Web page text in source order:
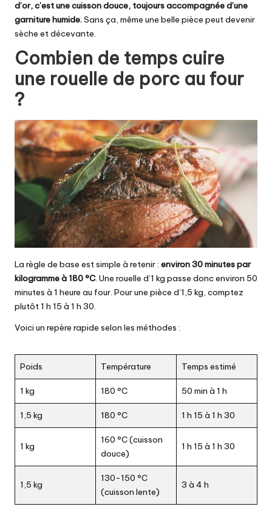
d’or, c’est une cuisson douce, toujours accompagnée d’une
garniture humide.Sans ça, même une belle pièce peut devenir
sèche et décevante.
Combien de temps cuire
une rouelle de porc au four
?
La règle de base est simple à retenir : environ 30 minutes par
kilogramme à 180 °C. Une rouelle d’1 kg passe donc environ 50
minutes à 1 heure au four. Pour une pièce d’1,5 kg, comptez
plutôt 1 h 15 à 1 h 30.
Voici un repère rapide selon les méthodes :
Poids Température Temps estimé
1 kg 180 °C 50 min à 1 h
1,5 kg 180 °C 1 h 15 à 1 h 30
1 kg
160 °C (cuisson
douce)
1 h 15 à 1 h 30
1,5 kg
130-150 °C
(cuisson lente)
3 à 4 h